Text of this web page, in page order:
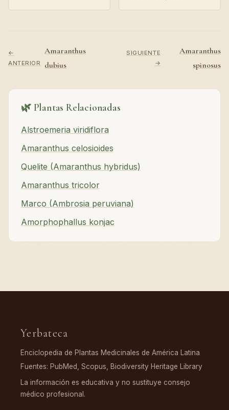
←
ANTERIOR
Amaranthus
dubius
SIGUIENTE
→
Amaranthus
spinosus
🌿 Plantas Relacionadas
Alstroemeria viridiflora
Amaranthus celosioides
Quelite (Amaranthus hybridus)
Amaranthus tricolor
Marco (Ambrosia peruviana)
Amorphophallus konjac
Yerbateca
Enciclopedia de Plantas Medicinales de América Latina
Fuentes: PubMed, Scopus, Biodiversity Heritage Library
La información es educativa y no sustituye consejo
médico profesional.